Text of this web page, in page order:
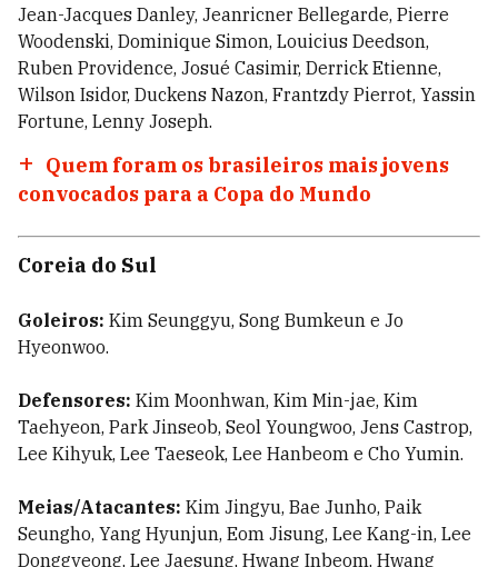
Jean-Jacques Danley, Jeanricner Bellegarde, Pierre
Woodenski, Dominique Simon, Louicius Deedson,
Ruben Providence, Josué Casimir, Derrick Etienne,
Wilson Isidor, Duckens Nazon, Frantzdy Pierrot, Yassin
Fortune, Lenny Joseph.
Quem foram os brasileiros mais jovens
convocados para a Copa do Mundo
Coreia do Sul
Goleiros: Kim Seunggyu, Song Bumkeun e Jo
Hyeonwoo.
Defensores: Kim Moonhwan, Kim Min-jae, Kim
Taehyeon, Park Jinseob, Seol Youngwoo, Jens Castrop,
Lee Kihyuk, Lee Taeseok, Lee Hanbeom e Cho Yumin.
Meias/Atacantes: Kim Jingyu, Bae Junho, Paik
Seungho, Yang Hyunjun, Eom Jisung, Lee Kang-in, Lee
Donggyeong, Lee Jaesung, Hwang Inbeom, Hwang